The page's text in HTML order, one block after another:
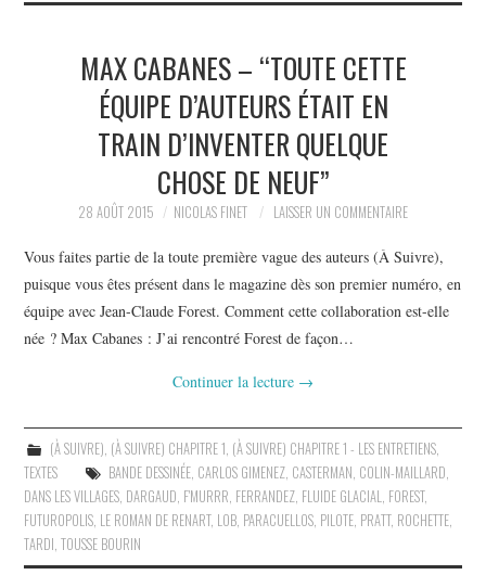
MAX CABANES – “TOUTE CETTE
ÉQUIPE D’AUTEURS ÉTAIT EN
TRAIN D’INVENTER QUELQUE
CHOSE DE NEUF”
28 AOÛT 2015 NICOLAS FINET LAISSER UN COMMENTAIRE
Vous faites partie de la toute première vague des auteurs (À Suivre),
puisque vous êtes présent dans le magazine dès son premier numéro, en
équipe avec Jean-Claude Forest. Comment cette collaboration est-elle
née ? Max Cabanes : J’ai rencontré Forest de façon…
Continuer la lecture →
(À SUIVRE), (À SUIVRE) CHAPITRE 1, (À SUIVRE) CHAPITRE 1 - LES ENTRETIENS,
TEXTES
BANDE DESSINÉE, CARLOS GIMENEZ, CASTERMAN, COLIN-MAILLARD,
DANS LES VILLAGES, DARGAUD, F'MURRR, FERRANDEZ, FLUIDE GLACIAL, FOREST,
FUTUROPOLIS, LE ROMAN DE RENART, LOB, PARACUELLOS, PILOTE, PRATT, ROCHETTE,
TARDI,TOUSSE BOURIN